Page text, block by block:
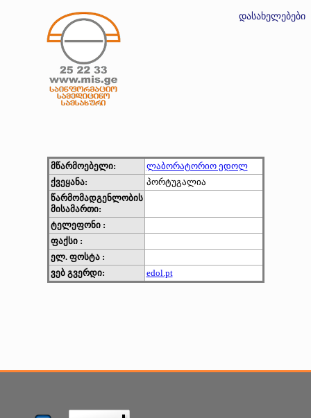
დასახელებები
მწარმოებელი:
ლაბორატორიო ედოლ
ქვეყანა:
პორტუგალია
წარმომადგენლობის
მისამართი:
ტელეფონი :
ფაქსი :
ელ. ფოსტა :
ვებ გვერდი:
edol.pt